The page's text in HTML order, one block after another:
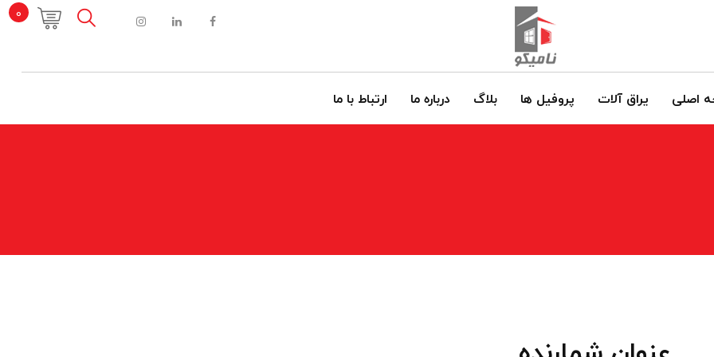
0
اصلی یراق آلات پروفیل ها بلاگ درباره ما ارتباط با ما